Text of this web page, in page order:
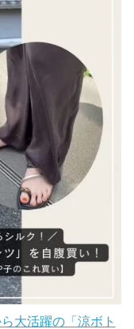
大活躍の「涼ボト